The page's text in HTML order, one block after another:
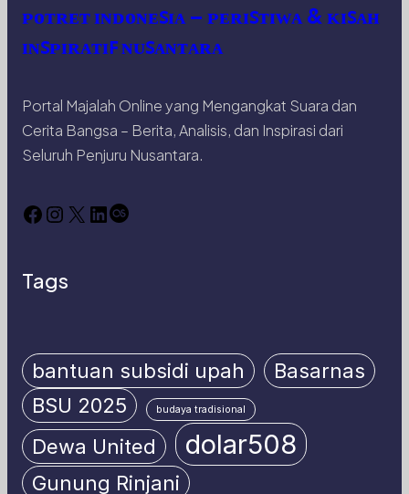
ᴘᴏᴛʀᴇᴛ ɪɴᴅᴏɴᴇꜱɪᴀ – ᴘᴇʀɪꜱᴛɪᴡᴀ & ᴋɪꜱᴀʜ
ɪɴꜱᴘɪʀᴀᴛɪꜰ ɴᴜꜱᴀɴᴛᴀʀᴀ
Portal Majalah Online yang Mengangkat Suara dan
Cerita Bangsa – Berita, Analisis, dan Inspirasi dari
Seluruh Penjuru Nusantara.
Facebook Instagram X LinkedIn Last.fm
Tags
bantuan subsidi upah
Basarnas
BSU 2025
budaya tradisional
Dewa United dolar508
Gunung Rinjani